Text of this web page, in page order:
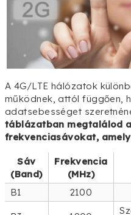
A 4G/LTE hálózatok
működnek, attól függően,
adatsebességet
táblázatban megtalálod
frekvenciasávokat,
Sáv
(Band)
Frekvencia
(MHz)
B1 2100